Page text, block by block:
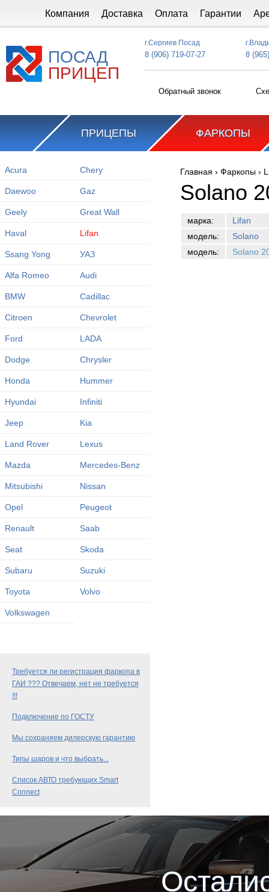
Компания Доставка Оплата Гарантии
ПОСАД
ПРИЦЕП
г.Сергиев Посад
8 (906) 719-07-27 8
Обратный звонок
ПРИЦЕПЫ ФАРКОПЫ
Acura Chery
Daewoo Gaz
Geely Great Wall
Haval Lifan
Ssang Yong УАЗ
Alfa Romeo Audi
BMW Cadillac
Citroen Chevrolet
Ford LADA
Dodge Chrysler
Honda Hummer
Hyundai Infiniti
Jeep Kia
Land Rover Lexus
Mazda Mercedes-Benz
Mitsubishi Nissan
Opel Peugeot
Renault Saab
Seat Skoda
Subaru Suzuki
Toyota Volvo
Volkswagen
Требуется ли регистрация фаркопа в
ГАИ ??? Отвечаем, нет не требуется
!!!
Подключение по ГОСТУ
Мы сохраняем дилерскую гарантию
Типы шаров и что выбрать...
Список АВТО требующих Smart
Connect
Вы здесь
Главная › Фаркопы ›
Solano
марка:
Lifan
модель:
Solano
модель:
Solano